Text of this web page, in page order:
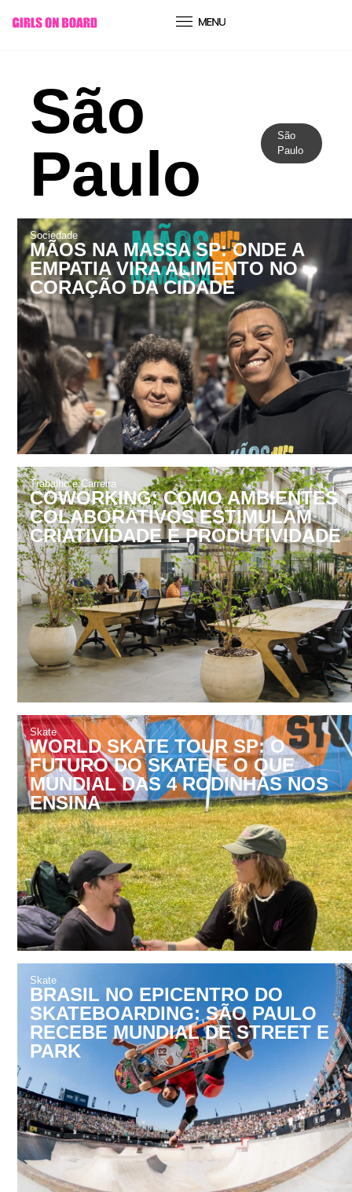
conteúdo
São
Paulo
São
Paulo
Sociedade
MÃOS NA MASSA SP: ONDE A
EMPATIA VIRA ALIMENTO NO
CORAÇÃO DA CIDADE
Trabalho e Carreira
COWORKING: COMO AMBIENTES
COLABORATIVOS ESTIMULAM
CRIATIVIDADE E PRODUTIVIDADE
Skate
WORLD SKATE TOUR SP: O
FUTURO DO SKATE E O QUE
MUNDIAL DAS 4 RODINHAS NOS
ENSINA
Skate
BRASIL NO EPICENTRO DO
SKATEBOARDING: SÃO PAULO
RECEBE MUNDIAL DE STREET E
PARK